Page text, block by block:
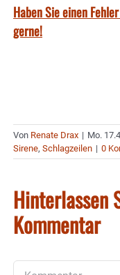
Haben Sie einen
gerne!
Von Renate Drax | Mo.
Sirene, Schlagzeilen | 0
Hinterlassen
Kommentar